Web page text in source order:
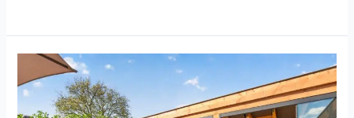
NH165.Loosdrecht